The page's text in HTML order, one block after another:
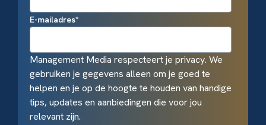
E-mailadres*
Management Media respecteert je privacy. We
gebruiken je gegevens alleen om je goed te
helpen en je op de hoogte te houden van handige
tips, updates en aanbiedingen die voor jou
relevant zijn.